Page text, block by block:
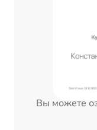
Вы можете